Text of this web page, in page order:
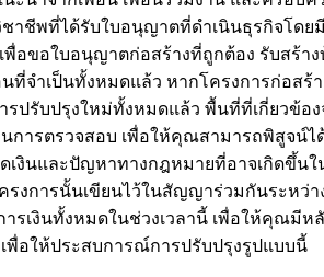
ชีพที่ได้รับใบอนุญาตที่ดำเนินธุรกิจโด
ขอใบอนุญาตก่อสร้างที่ถูกต้อง รับสร้
จำเป็นทั้งหมดแล้ว หากโครงการก่อส
รับปรุงใหม่ทั้งหมดแล้ว พื้นที่ที่เกี่ยวข้อ
ารตรวจสอบ เพื่อให้คุณสามารถพิสูจน์
เงินและปัญหาทางกฎหมายที่อาจเกิดขึ้
รงการนั้นเขียนไว้ในสัญญาร่วมกันระ
รเงินทั้งหมดในช่วงเวลานี้ เพื่อให้คุณมี
พื่อให้ประสบการณ์การปรับปรุงรูปแบบนี้